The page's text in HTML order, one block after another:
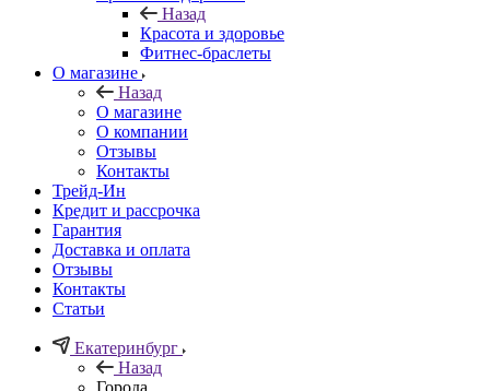
Назад
Красота и здоровье
Фитнес-браслеты
О магазине
Назад
О магазине
О компании
Отзывы
Контакты
Трейд-Ин
Кредит и рассрочка
Гарантия
Доставка и оплата
Отзывы
Контакты
Статьи
Екатеринбург
Назад
Города